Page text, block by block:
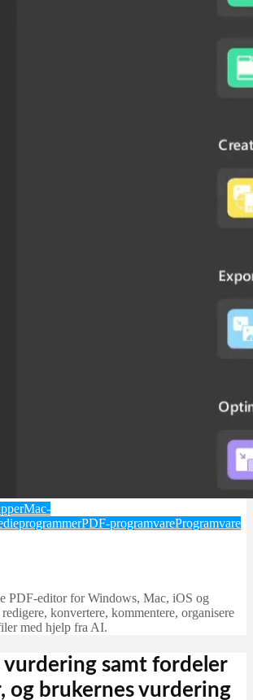
Mac-
PDF-programvareProgramvare
PDF-editor for Windows, Mac, iOS og
konvertere, kommentere, organisere
med hjelp fra AI.
vurdering samt fordeler
og brukernes vurdering